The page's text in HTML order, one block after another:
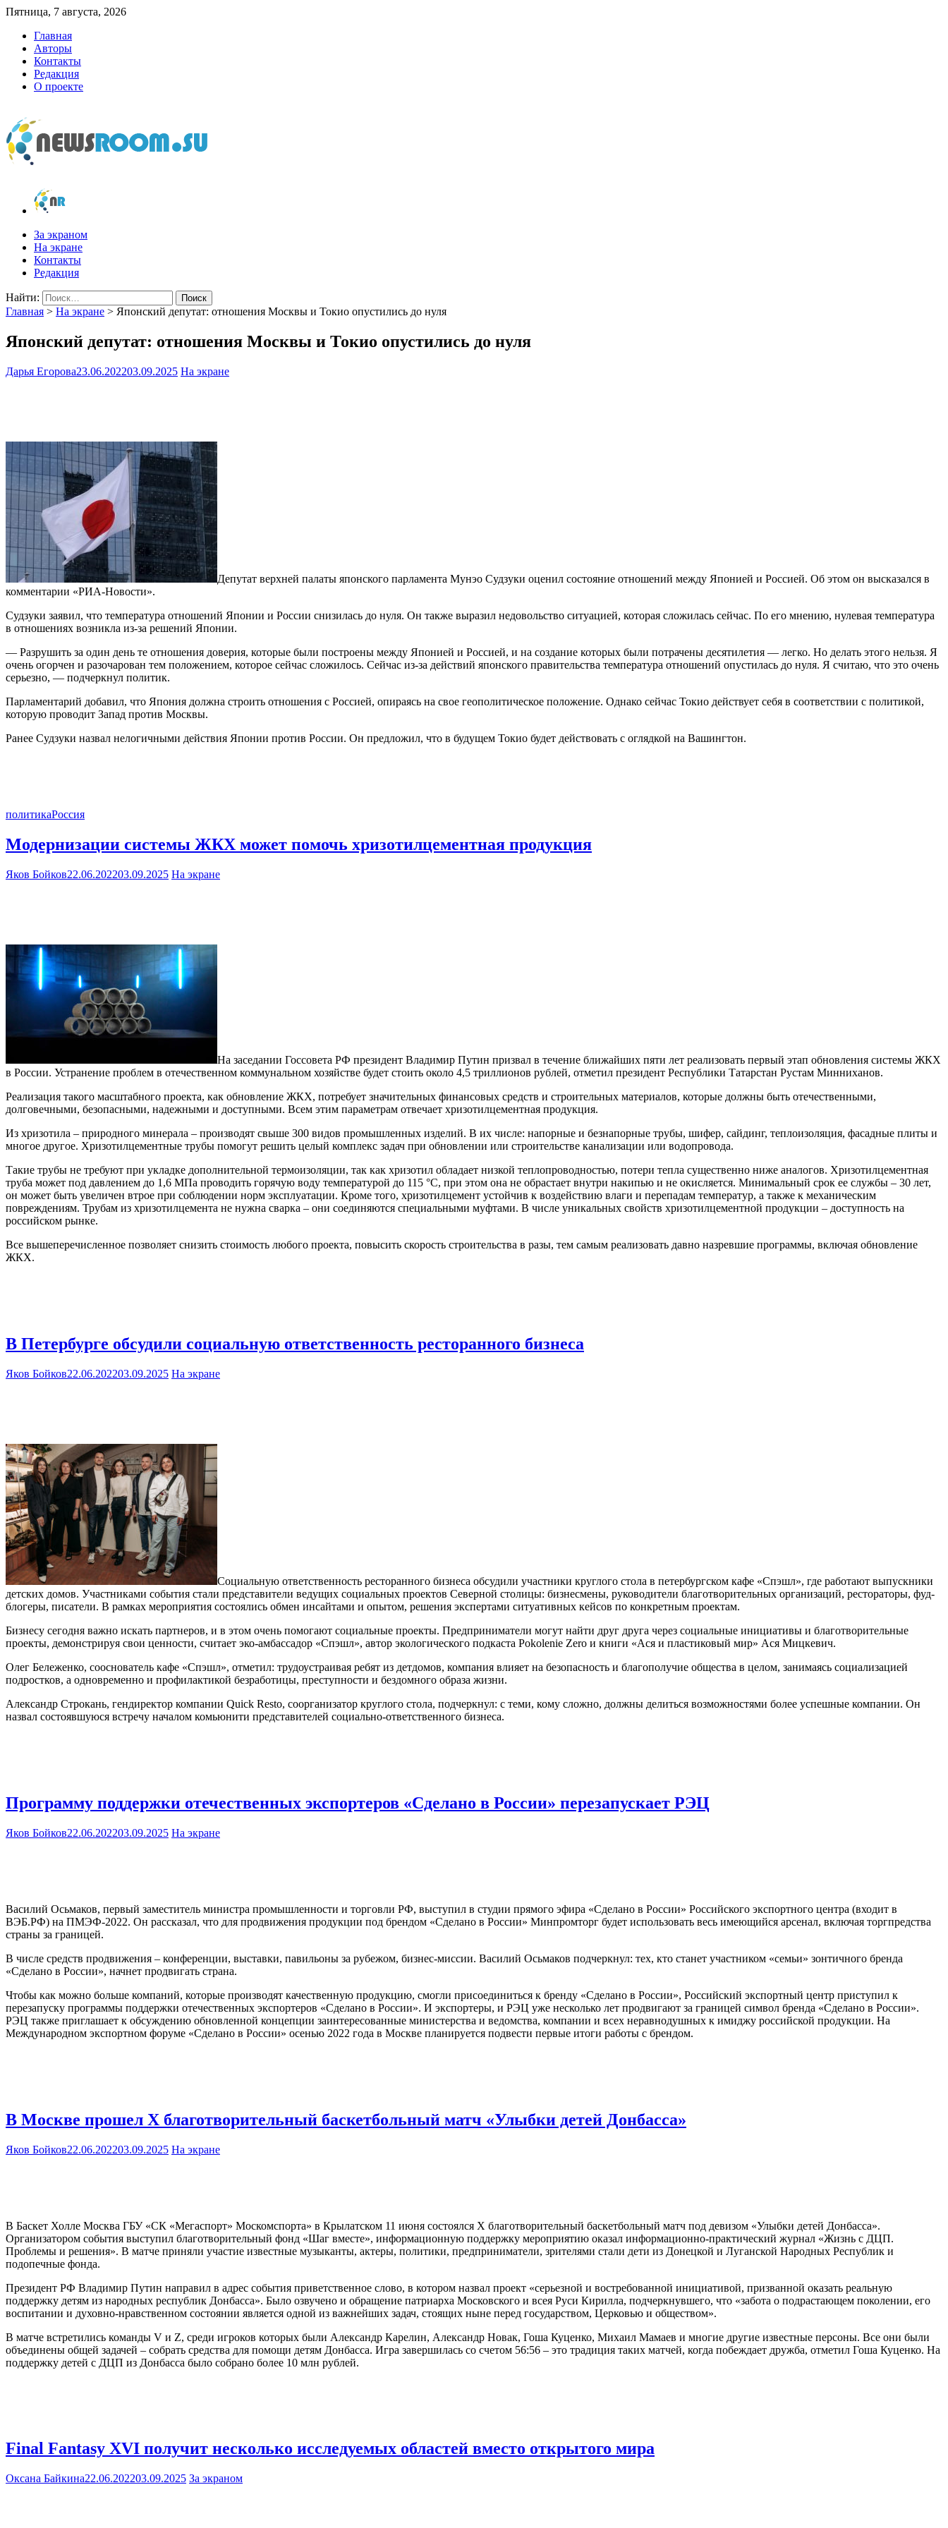
Пятница, 7 августа, 2026
Главная
Авторы
Контакты
Редакция
О проекте
newsroom.su
Новости о новостях
За экраном
На экране
Контакты
Редакция
Найти:
Главная > На экране > Японский депутат: отношения Москвы и Токио опустились до нуля
Японский депутат: отношения Москвы и Токио опустились до нуля
Дарья Егорова23.06.202203.09.2025 На экране
Депутат верхней палаты японского парламента Мунэо Судзуки оценил состояние отношений между Японией и Россией. Об этом он высказался в
комментарии «РИА-Новости».
Судзуки заявил, что температура отношений Японии и России снизилась до нуля. Он также выразил недовольство ситуацией, которая сложилась сейчас. По его мнению, нулевая температура
в отношениях возникла из-за решений Японии.
— Разрушить за один день те отношения доверия, которые были построены между Японией и Россией, и на создание которых были потрачены десятилетия — легко. Но делать этого нельзя. Я
очень огорчен и разочарован тем положением, которое сейчас сложилось. Сейчас из-за действий японского правительства температура отношений опустилась до нуля. Я считаю, что это очень
серьезно, — подчеркнул политик.
Парламентарий добавил, что Япония должна строить отношения с Россией, опираясь на свое геополитическое положение. Однако сейчас Токио действует себя в соответствии с политикой,
которую проводит Запад против Москвы.
Ранее Судзуки назвал нелогичными действия Японии против России. Он предложил, что в будущем Токио будет действовать с оглядкой на Вашингтон.
политикаРоссия
Модернизации системы ЖКХ может помочь хризотилцементная продукция
Яков Бойков22.06.202203.09.2025 На экране
На заседании Госсовета РФ президент Владимир Путин призвал в течение ближайших пяти лет реализовать первый этап обновления системы ЖКХ
в России. Устранение проблем в отечественном коммунальном хозяйстве будет стоить около 4,5 триллионов рублей, отметил президент Республики Татарстан Рустам Минниханов.
Реализация такого масштабного проекта, как обновление ЖКХ, потребует значительных финансовых средств и строительных материалов, которые должны быть отечественными,
долговечными, безопасными, надежными и доступными. Всем этим параметрам отвечает хризотилцементная продукция.
Из хризотила – природного минерала – производят свыше 300 видов промышленных изделий. В их числе: напорные и безнапорные трубы, шифер, сайдинг, теплоизоляция, фасадные плиты и
многое другое. Хризотилцементные трубы помогут решить целый комплекс задач при обновлении или строительстве канализации или водопровода.
Такие трубы не требуют при укладке дополнительной термоизоляции, так как хризотил обладает низкой теплопроводностью, потери тепла существенно ниже аналогов. Хризотилцементная
труба может под давлением до 1,6 МПа проводить горячую воду температурой до 115 °С, при этом она не обрастает внутри накипью и не окисляется. Минимальный срок ее службы – 30 лет,
он может быть увеличен втрое при соблюдении норм эксплуатации. Кроме того, хризотилцемент устойчив к воздействию влаги и перепадам температур, а также к механическим
повреждениям. Трубам из хризотилцемента не нужна сварка – они соединяются специальными муфтами. В числе уникальных свойств хризотилцементной продукции – доступность на
российском рынке.
Все вышеперечисленное позволяет снизить стоимость любого проекта, повысить скорость строительства в разы, тем самым реализовать давно назревшие программы, включая обновление
ЖКХ.
В Петербурге обсудили социальную ответственность ресторанного бизнеса
Яков Бойков22.06.202203.09.2025 На экране
Социальную ответственность ресторанного бизнеса обсудили участники круглого стола в петербургском кафе «Спэшл», где работают выпускники
детских домов. Участниками события стали представители ведущих социальных проектов Северной столицы: бизнесмены, руководители благотворительных организаций, рестораторы, фуд-
блогеры, писатели. В рамках мероприятия состоялись обмен инсайтами и опытом, решения экспертами ситуативных кейсов по конкретным проектам.
Бизнесу сегодня важно искать партнеров, и в этом очень помогают социальные проекты. Предприниматели могут найти друг друга через социальные инициативы и благотворительные
проекты, демонстрируя свои ценности, считает эко-амбассадор «Спэшл», автор экологического подкаста Pokolenie Zero и книги «Ася и пластиковый мир» Ася Мицкевич.
Олег Бележенко, сооснователь кафе «Спэшл», отметил: трудоустраивая ребят из детдомов, компания влияет на безопасность и благополучие общества в целом, занимаясь социализацией
подростков, а одновременно и профилактикой безработицы, преступности и бездомного образа жизни.
Александр Строкань, гендиректор компании Quick Resto, соорганизатор круглого стола, подчеркнул: с теми, кому сложно, должны делиться возможностями более успешные компании. Он
назвал состоявшуюся встречу началом комьюнити представителей социально-ответственного бизнеса.
Программу поддержки отечественных экспортеров «Сделано в России» перезапускает РЭЦ
Яков Бойков22.06.202203.09.2025 На экране
Василий Осьмаков, первый заместитель министра промышленности и торговли РФ, выступил в студии прямого эфира «Сделано в России» Российского экспортного центра (входит в
ВЭБ.РФ) на ПМЭФ-2022. Он рассказал, что для продвижения продукции под брендом «Сделано в России» Минпромторг будет использовать весь имеющийся арсенал, включая торгпредства
страны за границей.
В числе средств продвижения – конференции, выставки, павильоны за рубежом, бизнес-миссии. Василий Осьмаков подчеркнул: тех, кто станет участником «семьи» зонтичного бренда
«Сделано в России», начнет продвигать страна.
Чтобы как можно больше компаний, которые производят качественную продукцию, смогли присоединиться к бренду «Сделано в России», Российский экспортный центр приступил к
перезапуску программы поддержки отечественных экспортеров «Сделано в России». И экспортеры, и РЭЦ уже несколько лет продвигают за границей символ бренда «Сделано в России».
РЭЦ также приглашает к обсуждению обновленной концепции заинтересованные министерства и ведомства, компании и всех неравнодушных к имиджу российской продукции. На
Международном экспортном форуме «Сделано в России» осенью 2022 года в Москве планируется подвести первые итоги работы с брендом.
В Москве прошел X благотворительный баскетбольный матч «Улыбки детей Донбасса»
Яков Бойков22.06.202203.09.2025 На экране
В Баскет Холле Москва ГБУ «СК «Мегаспорт» Москомспорта» в Крылатском 11 июня состоялся Х благотворительный баскетбольный матч под девизом «Улыбки детей Донбасса».
Организатором события выступил благотворительный фонд «Шаг вместе», информационную поддержку мероприятию оказал информационно-практический журнал «Жизнь с ДЦП.
Проблемы и решения». В матче приняли участие известные музыканты, актеры, политики, предприниматели, зрителями стали дети из Донецкой и Луганской Народных Республик и
подопечные фонда.
Президент РФ Владимир Путин направил в адрес события приветственное слово, в котором назвал проект «серьезной и востребованной инициативой, призванной оказать реальную
поддержку детям из народных республик Донбасса». Было озвучено и обращение патриарха Московского и всея Руси Кирилла, подчеркнувшего, что «забота о подрастающем поколении, его
воспитании и духовно-нравственном состоянии является одной из важнейших задач, стоящих ныне перед государством, Церковью и обществом».
В матче встретились команды V и Z, среди игроков которых были Александр Карелин, Александр Новак, Гоша Куценко, Михаил Мамаев и многие другие известные персоны. Все они были
объединены общей задачей – собрать средства для помощи детям Донбасса. Игра завершилась со счетом 56:56 – это традиция таких матчей, когда побеждает дружба, отметил Гоша Куценко. На
поддержку детей с ДЦП из Донбасса было собрано более 10 млн рублей.
Final Fantasy XVI получит несколько исследуемых областей вместо открытого мира
Оксана Байкина22.06.202203.09.2025 За экраном